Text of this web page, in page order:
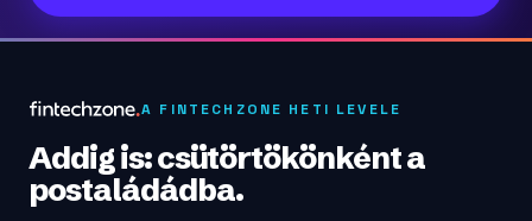
A FINTECHZONE HETI LEVELE
Addig is: csütörtökönként a
postaládádba.